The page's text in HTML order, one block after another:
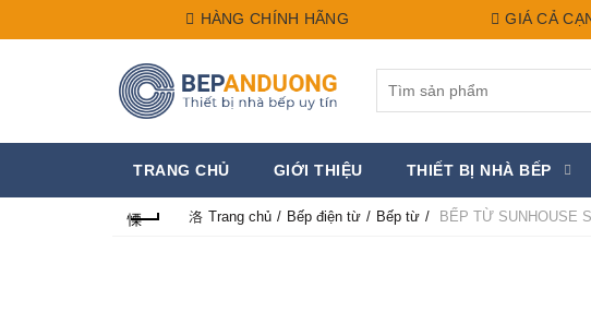
HÀNG CHÍNH HÃNG GIÁ CẢ
TRANG CHỦ GIỚI THIỆU THIẾT BỊ NHÀ BẾP
Trang chủ Bếp điện từ Bếp từ BẾP TỪ SUNHOUSE